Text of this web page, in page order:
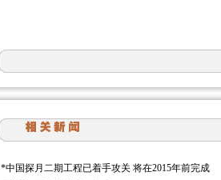
*中国探月二期工程已着手攻关 将在2015年前完成